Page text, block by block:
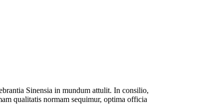
Sinensia in mundum attulit. In consilio,
qualitatis normam sequimur, optima officia